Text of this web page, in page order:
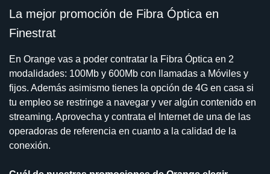
La mejor promoción de Fibra Óptica en
Finestrat
En Orange vas a poder contratar la Fibra Óptica en 2
modalidades: 100Mb y 600Mb con llamadas a Móviles y
fijos. Además asimismo tienes la opción de 4G en casa si
tu empleo se restringe a navegar y ver algún contenido en
streaming. Aprovecha y contrata el Internet de una de las
operadoras de referencia en cuanto a la calidad de la
conexión.